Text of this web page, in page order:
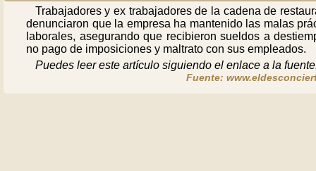
Trabajadores y ex trabajadores de la cadena de
denunciaron que la empresa ha mantenido las malas
laborales, asegurando que recibieron sueldos a
no pago de imposiciones y maltrato con sus empleados.
Puedes leer este artículo siguiendo el enlace a la
Fuente: